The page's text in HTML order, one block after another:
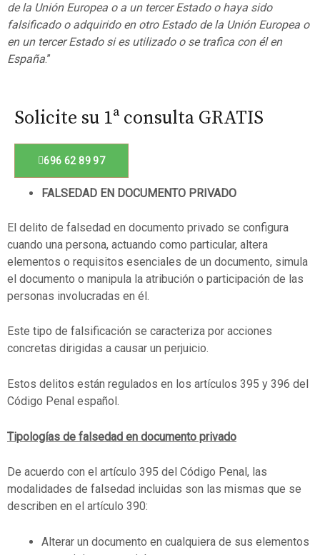
de la Unión Europea o a un tercer Estado o haya sido
falsificado o adquirido en otro Estado de la Unión Europea o
en un tercer Estado si es utilizado o se trafica con él en
España.”
Solicite su 1ª consulta GRATIS
696 62 89 97
FALSEDAD EN DOCUMENTO PRIVADO
El delito de falsedad en documento privado se configura
cuando una persona, actuando como particular, altera
elementos o requisitos esenciales de un documento, simula
el documento o manipula la atribución o participación de las
personas involucradas en él.
Este tipo de falsificación se caracteriza por acciones
concretas dirigidas a causar un perjuicio.
Estos delitos están regulados en los artículos 395 y 396 del
Código Penal español.
Tipologías de falsedad en documento privado
De acuerdo con el artículo 395 del Código Penal, las
modalidades de falsedad incluidas son las mismas que se
describen en el artículo 390:
Alterar un documento en cualquiera de sus elementos